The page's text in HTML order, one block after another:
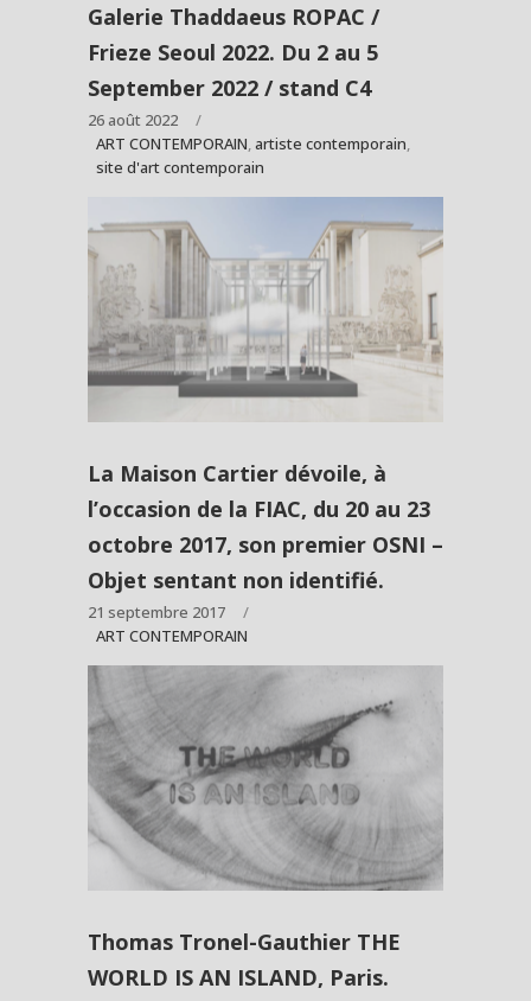
Galerie Thaddaeus ROPAC /
Frieze Seoul 2022. Du 2 au 5
September 2022 / stand C4
26 août 2022
ART CONTEMPORAIN,artiste contemporain,
site d'art contemporain
La Maison Cartier dévoile, à
l’occasion de la FIAC, du 20 au 23
octobre 2017, son premier OSNI –
Objet sentant non identifié.
21 septembre 2017
ART CONTEMPORAIN
Thomas Tronel-Gauthier THE
WORLD IS AN ISLAND, Paris.